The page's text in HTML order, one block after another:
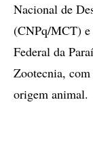
Nacional de
(CNPq/MCT) e
Federal da
Zootecnia,
origem animal.